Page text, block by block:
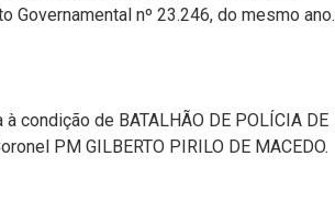
Governamental nº 23.246, do mesmo ano.
à condição de BATALHÃO DE POLÍCIA DE
PM GILBERTO PIRILO DE MACEDO.